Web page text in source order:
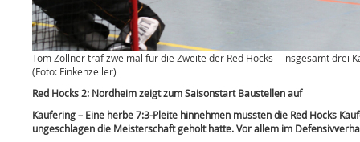
Tom Zöllner traf zweimal für die Zweite der Red Hocks – insgesamt drei
(Foto: Finkenzeller)
Red Hocks 2: Nordheim zeigt zum Saisonstart Baustellen auf
Kaufering – Eine herbe 7:3-Pleite hinnehmen mussten die Red Hocks
ungeschlagen die Meisterschaft geholt hatte. Vor allem im